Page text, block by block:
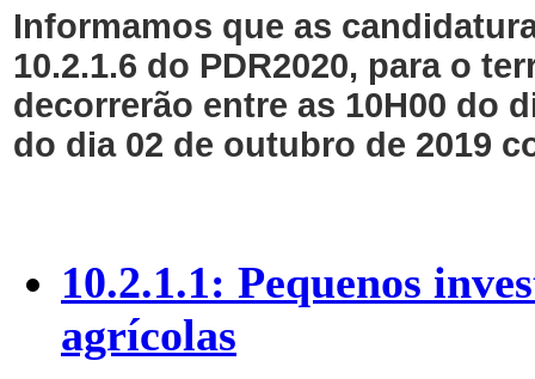
Informamos que as
10.2.1.6 do PDR2020, para o
decorrerão entre as 10H00 do
do dia 02 de outubro de 2019
10.2.1.1: Pequenos
agrícolas